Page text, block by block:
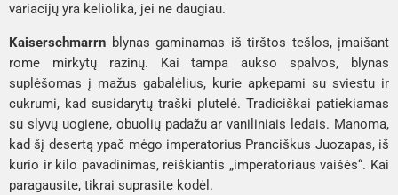
variacijų yra keliolika, jei ne daugiau.
Kaiserschmarrn blynas gaminamas iš tirštos tešlos, įmaišant
rome mirkytų razinų. Kai tampa aukso spalvos, blynas
suplėšomas į mažus gabalėlius, kurie apkepami su sviestu ir
cukrumi, kad susidarytų traški plutelė. Tradiciškai patiekiamas
su slyvų uogiene, obuolių padažu ar vaniliniais ledais. Manoma,
kad šį desertą ypač mėgo imperatorius Pranciškus Juozapas, iš
kurio ir kilo pavadinimas, reiškiantis „imperatoriaus vaišės“. Kai
paragausite, tikrai suprasite kodėl.